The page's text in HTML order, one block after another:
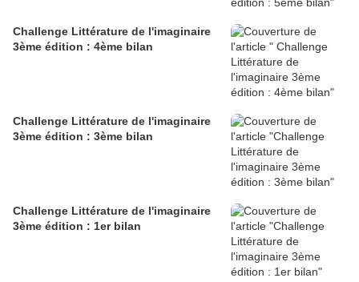
Challenge Littérature de l'imaginaire
3ème édition : 4ème bilan
Challenge Littérature de l'imaginaire
3ème édition : 3ème bilan
Challenge Littérature de l'imaginaire
3ème édition : 1er bilan